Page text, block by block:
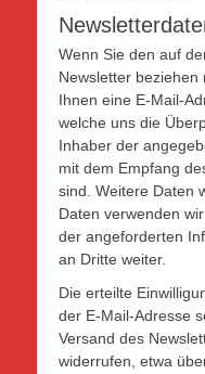
Wenn Sie den auf
Newsletter beziehen
Ihnen eine E-Mail-
welche uns die
Inhaber der
mit dem Empfang
sind. Weitere Daten
Daten verwenden
der angeforderten
an Dritte weiter.
Die erteilte
der E-Mail-Adresse
Versand des
widerrufen, etwa